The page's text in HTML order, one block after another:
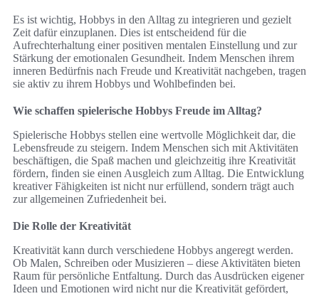
Es ist wichtig, Hobbys in den Alltag zu integrieren und gezielt
Zeit dafür einzuplanen. Dies ist entscheidend für die
Aufrechterhaltung einer positiven mentalen Einstellung und zur
Stärkung der emotionalen Gesundheit. Indem Menschen ihrem
inneren Bedürfnis nach Freude und Kreativität nachgeben, tragen
sie aktiv zu ihrem Hobbys und Wohlbefinden bei.
Wie schaffen spielerische Hobbys Freude im Alltag?
Spielerische Hobbys stellen eine wertvolle Möglichkeit dar, die
Lebensfreude zu steigern. Indem Menschen sich mit Aktivitäten
beschäftigen, die Spaß machen und gleichzeitig ihre Kreativität
fördern, finden sie einen Ausgleich zum Alltag. Die Entwicklung
kreativer Fähigkeiten ist nicht nur erfüllend, sondern trägt auch
zur allgemeinen Zufriedenheit bei.
Die Rolle der Kreativität
Kreativität kann durch verschiedene Hobbys angeregt werden.
Ob Malen, Schreiben oder Musizieren – diese Aktivitäten bieten
Raum für persönliche Entfaltung. Durch das Ausdrücken eigener
Ideen und Emotionen wird nicht nur die Kreativität gefördert,